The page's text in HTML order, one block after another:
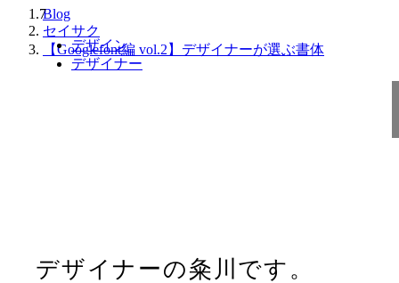
Blog
セイサク
【Googlefont編 vol.2】デザイナーが選ぶ書体
7
デザイン
デザイナー
デザイナーの粂川です。